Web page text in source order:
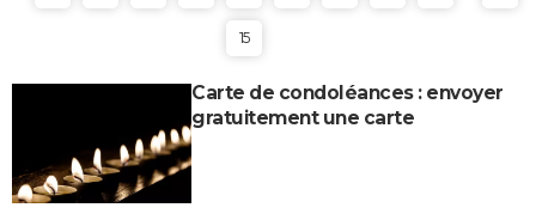
15
Carte de condoléances : envoyer
gratuitement une carte